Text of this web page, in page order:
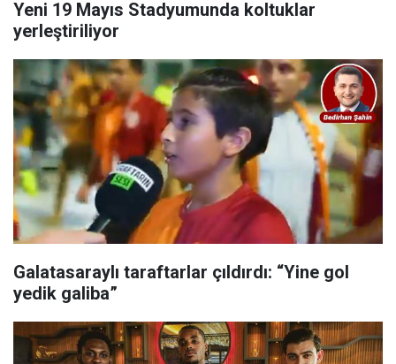
Yeni 19 Mayıs Stadyumunda koltuklar
yerleştiriliyor
Galatasaraylı taraftarlar çıldırdı: “Yine gol
yedik galiba”